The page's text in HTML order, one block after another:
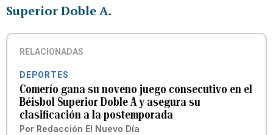
Superior Doble A.
RELACIONADAS
DEPORTES
Comerío gana su noveno juego consecutivo en el
Béisbol Superior Doble A y asegura su
clasificación a la postemporada
Por Redacción El Nuevo Día